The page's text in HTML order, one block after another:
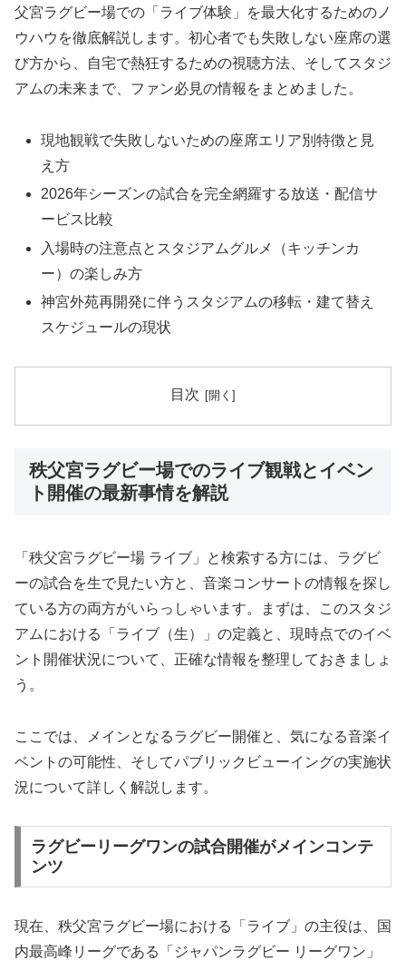
父宮ラグビー場での「ライブ体験」を最大化するためのノ
ウハウを徹底解説します。初心者でも失敗しない座席の選
び方から、自宅で熱狂するための視聴方法、そしてスタジ
アムの未来まで、ファン必見の情報をまとめました。
現地観戦で失敗しないための座席エリア別特徴と見
え方
2026年シーズンの試合を完全網羅する放送・配信サ
ービス比較
入場時の注意点とスタジアムグルメ（キッチンカ
ー）の楽しみ方
神宮外苑再開発に伴うスタジアムの移転・建て替え
スケジュールの現状
目次
秩父宮ラグビー場でのライブ観戦とイベン
ト開催の最新事情を解説
「秩父宮ラグビー場 ライブ」と検索する方には、ラグビ
ーの試合を生で見たい方と、音楽コンサートの情報を探し
ている方の両方がいらっしゃいます。まずは、このスタジ
アムにおける「ライブ（生）」の定義と、現時点でのイベ
ント開催状況について、正確な情報を整理しておきましょ
う。
ここでは、メインとなるラグビー開催と、気になる音楽イ
ベントの可能性、そしてパブリックビューイングの実施状
況について詳しく解説します。
ラグビーリーグワンの試合開催がメインコンテ
ンツ
現在、秩父宮ラグビー場における「ライブ」の主役は、国
内最高峰リーグである「ジャパンラグビー リーグワン」